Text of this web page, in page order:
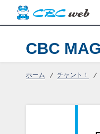
CBC
ホーム チャント！